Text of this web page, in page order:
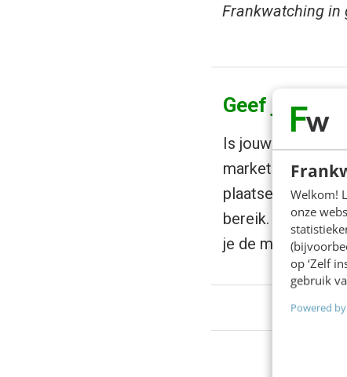
Welkom!
onze
op ‘Zelf
gebruik
Powered
Frankwatching in
Geef je
Is jouw
marketeer,
plaatsen van je
bereik. Via onze
je de meest